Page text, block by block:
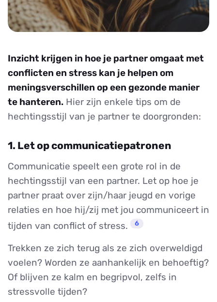
Inzicht krijgen in hoe je partner omgaat met
conflicten en stress kan je helpen om
meningsverschillen op een gezonde manier
te hanteren. Hier zijn enkele tips om de
hechtingsstijl van je partner te doorgronden:
1. Let op communicatiepatronen
Communicatie speelt een grote rol in de
hechtingsstijl van een partner. Let op hoe je
partner praat over zijn/haar jeugd en vorige
relaties en hoe hij/zij met jou communiceert in
tijden van conflict of stress.
6
Trekken ze zich terug als ze zich overweldigd
voelen? Worden ze aanhankelijk en behoeftig?
Of blijven ze kalm en begripvol, zelfs in
stressvolle tijden?